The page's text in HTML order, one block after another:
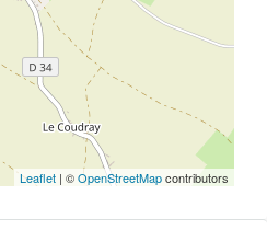
Leaflet | ©OpenStreetMapcontributors